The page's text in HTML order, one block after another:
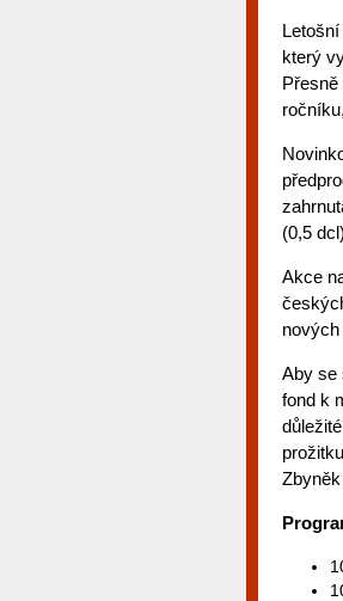
který
(0,5
Akce
Aby se
fond k